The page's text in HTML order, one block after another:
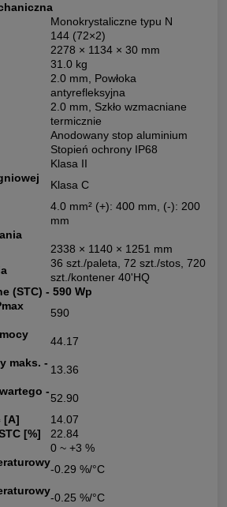
Monokrystaliczne typu N
144 (72×2)
2278 × 1134 × 30 mm
31.0 kg
2.0 mm, Powłoka
antyrefleksyjna
2.0 mm, Szkło wzmacniane
termicznie
Anodowany stop aluminium
Stopień ochrony IP68
Klasa II
Klasa C
4.0 mm² (+): 400 mm, (-): 200
mm
2338 × 1140 × 1251 mm
36 szt./paleta, 72 szt./stos, 720
szt./kontener 40'HQ
(STC) - 590 Wp
590
44.17
maks. -
13.36
-
52.90
[A]
14.07
[%]
22.84
0 ~ +3 %
-0.29 %/°C
-0.25 %/°C